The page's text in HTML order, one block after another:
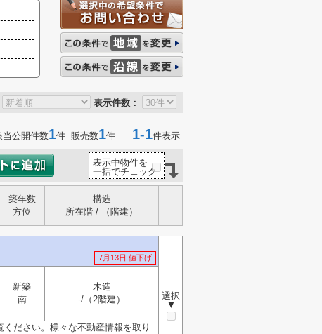
表示件数：
当公開件数1件 販売数1件 1-1件表示
表示中物件を
一括でチェック
築年数
方位
構造
所在階 / （階建）
7月13日 値下げ
選択
▼
新築
南
木造
-/（2階建）
ださい。様々な不動産情報を取り